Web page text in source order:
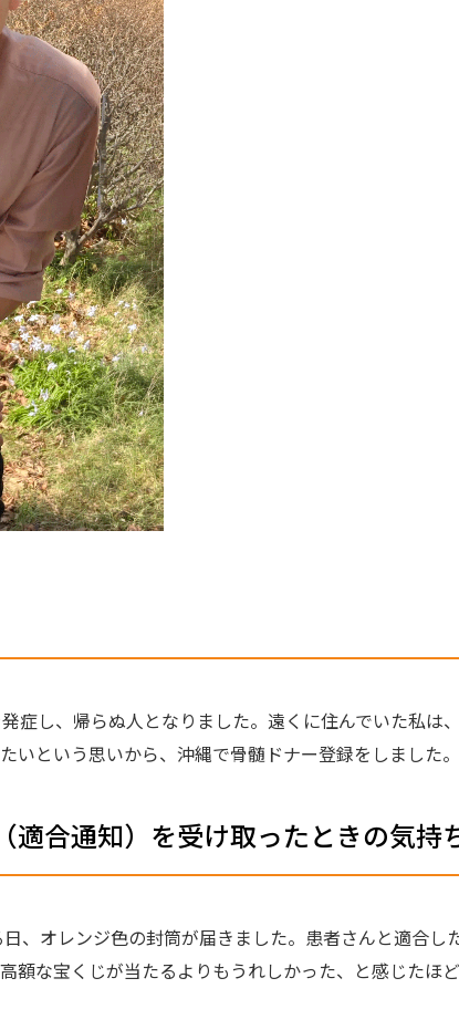
症し、帰らぬ人となりました。遠くに住んでいた私
という思いから、沖縄で骨髄ドナー登録をしました。
適合通知）を受け取ったときの気持
、オレンジ色の封筒が届きました。患者さんと適合
額な宝くじが当たるよりもうれしかった、と感じたほど